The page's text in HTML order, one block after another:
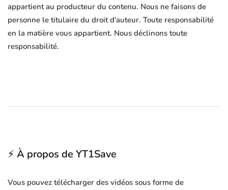
appartient au producteur du contenu. Nous ne faisons de
personne le titulaire du droit d'auteur. Toute responsabilité
en la matière vous appartient. Nous déclinons toute
responsabilité.
⚡ À propos de YT1Save
Vous pouvez télécharger des vidéos sous forme de